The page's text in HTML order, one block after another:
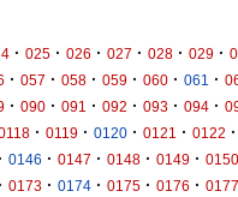
· 025 · 026 · 027 · 028 · 029 ·
· 057 · 058 · 059 · 060 · 061 ·
· 090 · 091 · 092 · 093 · 094 ·
· 0119 · 0120 · 0121 · 0122 ·
· 0146 · 0147 · 0148 · 0149 · 0150
· 0173 · 0174 · 0175 · 0176 · 0177